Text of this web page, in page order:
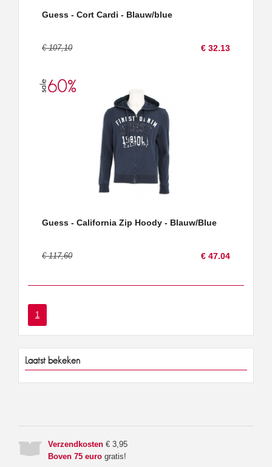
Guess - Cort Cardi - Blauw/blue
€ 107,10 € 32.13
Guess - California Zip Hoody - Blauw/Blue
€ 117,60 € 47.04
1
Laatst bekeken
Verzendkosten € 3,95
Boven 75 euro gratis!